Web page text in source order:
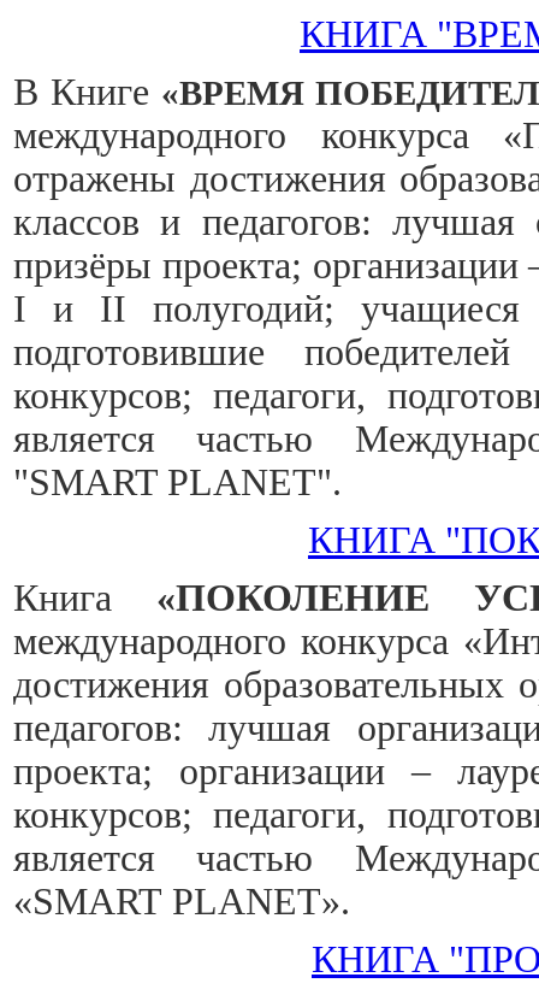
КНИГА
В Книге «ВРЕМЯ
международного конкурса
отражены достижения
классов и педагогов: лучшая
призёры проекта;
I и II полугодий; учащиеся
подготовившие
конкурсов; педагоги,
является частью
"SMART PLANET".
КНИГА
Книга «ПОКОЛЕНИЕ
международного конкурса
достижения образовательных
педагогов: лучшая
проекта; организации –
конкурсов; педагоги,
является частью
«SMART PLANET».
КНИГА